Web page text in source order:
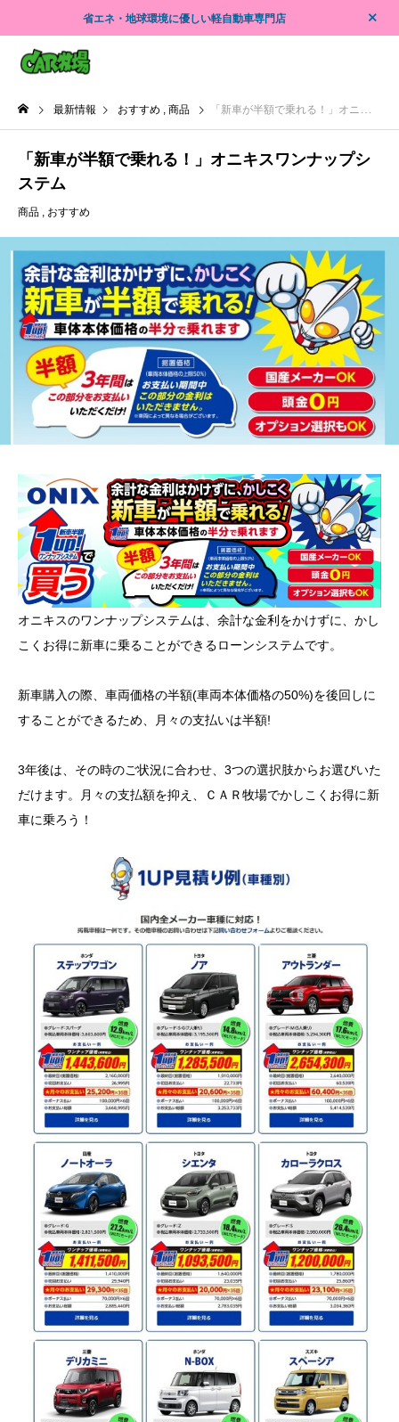
省エネ・地球環境に優しい軽自動車専門店
最新情報 おすすめ 商品 「新車が半額で乗れる！」オニキスワンナップシステム
「新車が半額で乗れる！」オニキスワンナップシ
ステム
商品 おすすめ
オニキスのワンナップシステムは、余計な金利をかけずに、かし
こくお得に新車に乗ることができるローンシステムです。
新車購入の際、車両価格の半額(車両本体価格の50%)を後回しに
することができるため、月々の支払いは半額!
3年後は、その時のご状況に合わせ、3つの選択肢からお選びいた
だけます。月々の支払額を抑え、ＣＡＲ牧場でかしこくお得に新
車に乗ろう！